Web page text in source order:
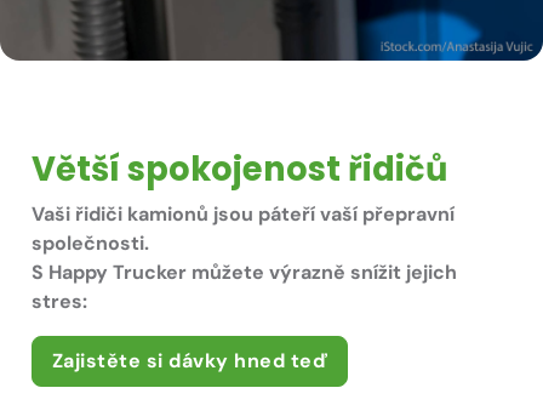
Větší spokojenost řidičů
Vaši řidiči kamionů jsou páteří vaší přepravní
společnosti.
S Happy Truckermůžete výrazně snížit jejich
stres:
Zajistěte si dávky hned teď